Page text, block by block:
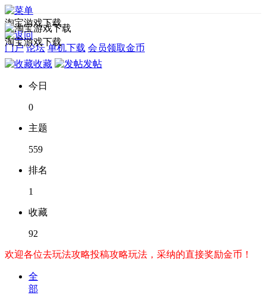
淘宝游戏下载
门户 论坛 单机下载 会员领取金币
淘宝游戏下载
收藏 发帖
今日
0
主题
559
排名
1
收藏
92
欢迎各位去玩法攻略投稿攻略玩法，采纳的直接奖励金币！
全
部